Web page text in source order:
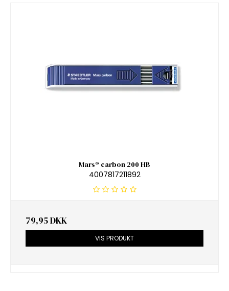
Mars® carbon 200 HB
4007817211892
79,95 DKK
VIS PRODUKT